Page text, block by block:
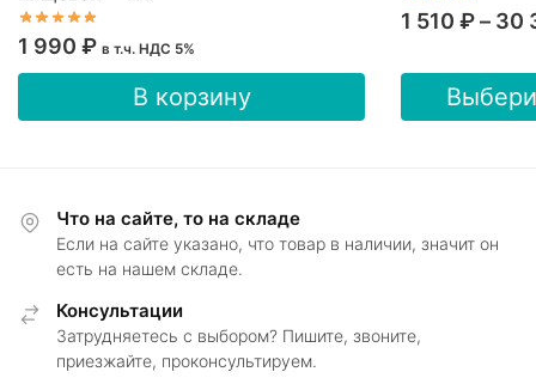
1 990 ₽ в т.ч. НДС 5%
В корзину
1 510 ₽– 30
товар
имеет
можно
товара.
Что на сайте, то на складе
Если на сайте указано, что товар в наличии, значит он
есть на нашем складе.
Консультации
Затрудняетесь с выбором? Пишите, звоните,
приезжайте, проконсультируем.